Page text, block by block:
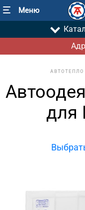
Меню
АВТОТЕПЛО
для